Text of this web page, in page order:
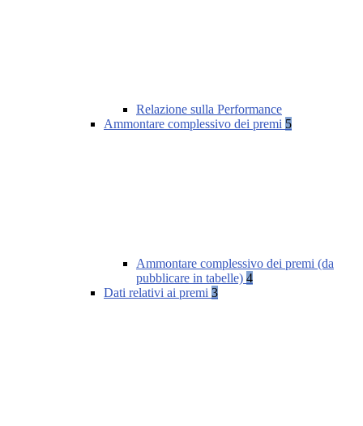
Relazione sulla Performance
Ammontare complessivo dei premi 5
Ammontare complessivo dei premi (da
pubblicare in tabelle) 4
Dati relativi ai premi 3